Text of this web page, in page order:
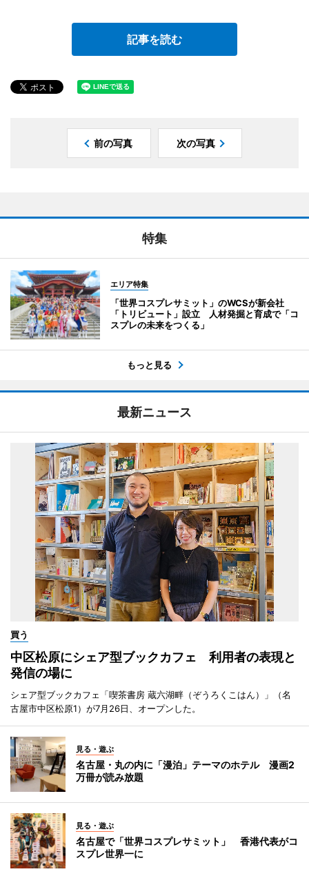
記事を読む
前の写真 次の写真
特集
エリア特集
「世界コスプレサミット」のWCSが新会社
「トリビュート」設立 人材発掘と育成で「コ
スプレの未来をつくる」
もっと見る
最新ニュース
買う
中区松原にシェア型ブックカフェ 利用者の表現と
発信の場に
シェア型ブックカフェ「喫茶書房 蔵六湖畔（ぞうろくこはん）」（名
古屋市中区松原1）が7月26日、オープンした。
見る・遊ぶ
名古屋・丸の内に「漫泊」テーマのホテル 漫画2
万冊が読み放題
見る・遊ぶ
名古屋で「世界コスプレサミット」 香港代表がコ
スプレ世界一に